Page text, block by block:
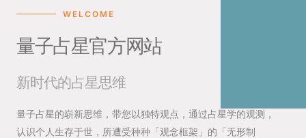
WELCOME
量子占星官方网站
新时代的占星思维
量子占星的崭新思维，带您以独特观点，通过占星学的观测，
认识个人生存于世，所遭受种种「观念框架」的「无形制